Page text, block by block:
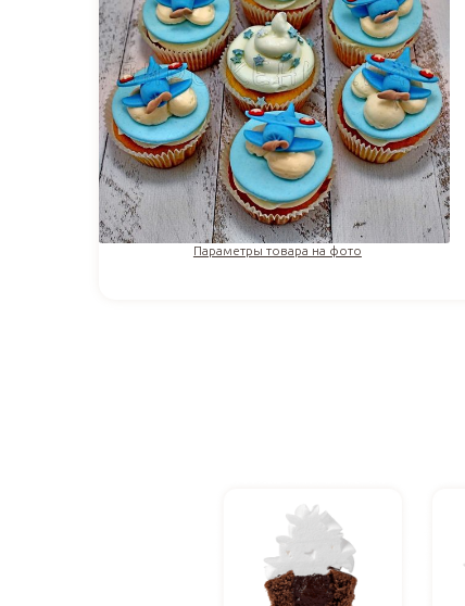
Параметры товара на фото